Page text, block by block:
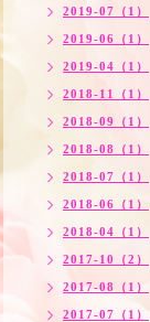
2019-07（1）
2019-06（1）
2019-04（1）
2018-11（1）
2018-09（1）
2018-08（1）
2018-07（1）
2018-06（1）
2018-04（1）
2017-10（2）
2017-08（1）
2017-07（1）